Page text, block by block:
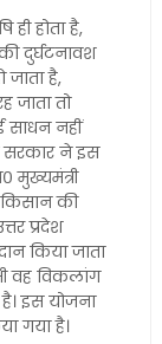
होता है,
दुर्घटनावश
जाता है,
तो
साधन नहीं
सरकार ने इस
मुख्यमंत्री
की
प्रदेश
किया जाता
वह विकलांग
इस योजना
गया है।